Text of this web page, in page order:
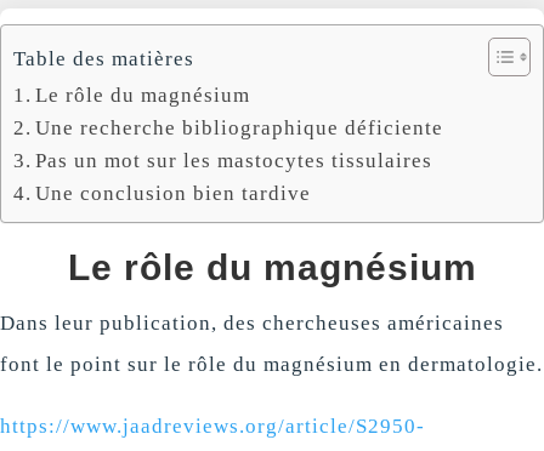
Table des matières
Le rôle du magnésium
Une recherche bibliographique déficiente
Pas un mot sur les mastocytes tissulaires
Une conclusion bien tardive
Le rôle du magnésium
Dans leur publication, des chercheuses américaines
font le point sur le rôle du magnésium en dermatologie.
https://www.jaadreviews.org/article/S2950-